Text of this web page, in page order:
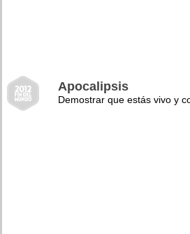
Apocalipsis
Demostrar que estás vivo y